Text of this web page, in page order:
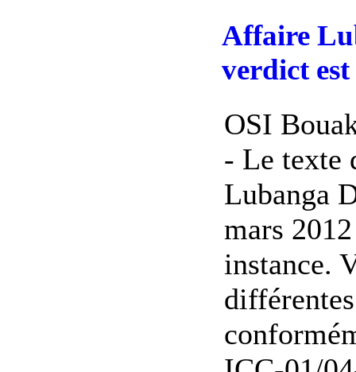
Affaire
verdict
OSI
- Le texte
Lubanga
mars
instance.